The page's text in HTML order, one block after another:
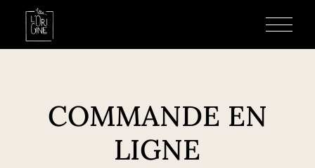
COMMANDE EN
LIGNE